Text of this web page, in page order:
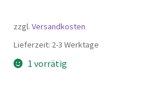
zzgl. Versandkosten
Lieferzeit: 2-3 Werktage
1 vorrätig